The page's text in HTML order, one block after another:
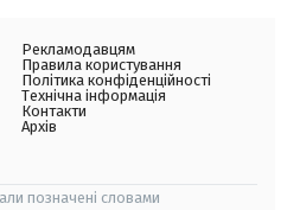
Рекламодавцям
Правила користування
Політика конфіденційності
Технічна інформація
Контакти
Архів
позначені словами